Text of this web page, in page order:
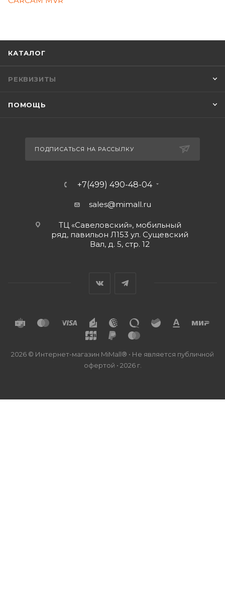
КАТАЛОГ
РЕКВИЗИТЫ
ПОМОЩЬ
ПОДПИСАТЬСЯ НА РАССЫЛКУ
+7(499) 490-48-04
sales@mimall.ru
ТЦ «Савеловский», мобильный
ряд, павильон Л153 ул. Сущевский
Вал, д. 5, стр. 12
2026 © Интернет-магазин MiMall® • Не является публичной
офертой • 2026 г.